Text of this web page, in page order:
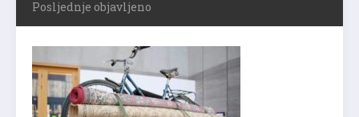
Posljednje objavljeno